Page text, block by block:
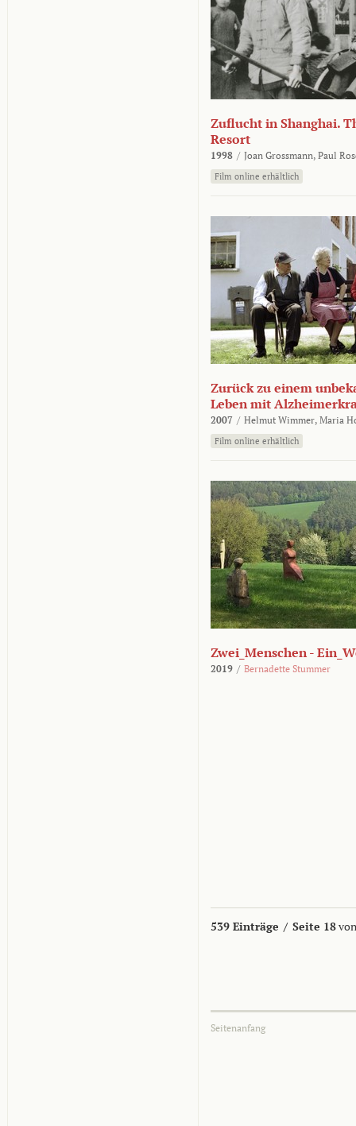
Zuflucht in Shanghai.
Resort
1998 / Joan Grossmann, Paul
Film online erhältlich
Zurück zu einem
Leben mit
2007 / Helmut Wimmer, Maria
Film online erhältlich
Zwei_Menschen -
2019 / Bernadette Stummer
539 Einträge / Seite 18
Seitenanfang